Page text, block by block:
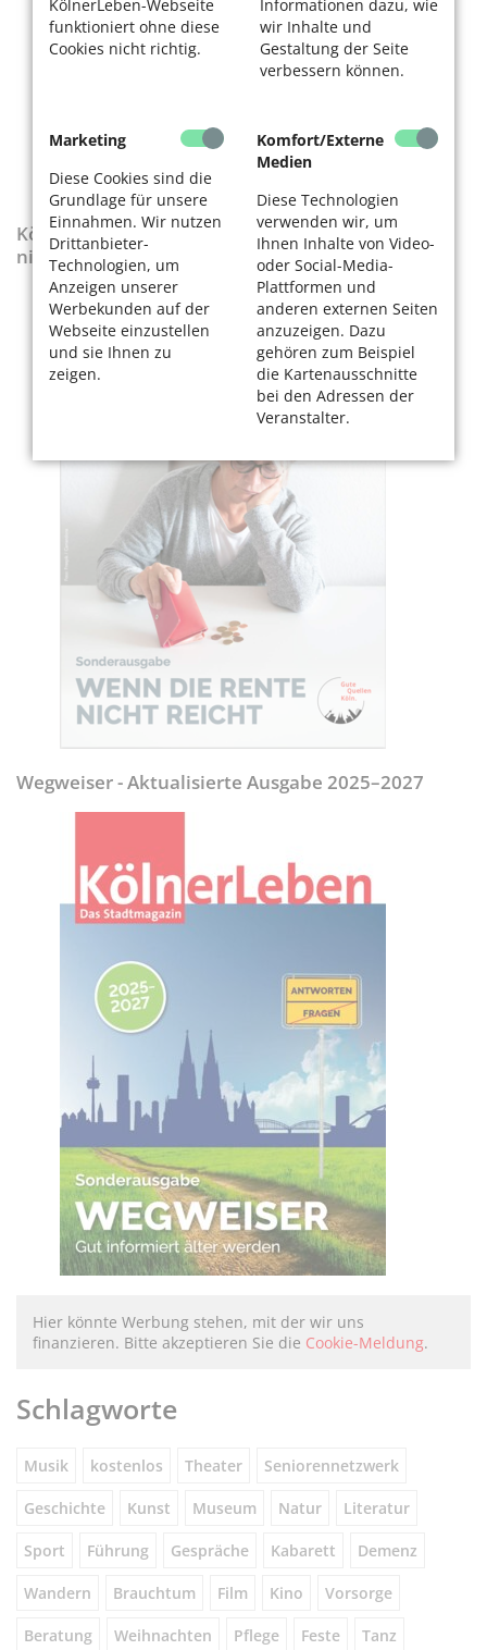
KölnerLeben-Webseite
funktioniert ohne diese
Cookies nicht richtig.
Informationen dazu, wie
wir Inhalte und
Gestaltung der Seite
verbessern können.
Marketing
Diese Cookies sind die
Grundlage für unsere
Einnahmen. Wir nutzen
Drittanbieter-
Technologien, um
Anzeigen unserer
Werbekunden auf der
Webseite einzustellen
und sie Ihnen zu
zeigen.
Komfort/Externe
Medien
Diese Technologien
verwenden wir, um
Ihnen Inhalte von Video-
oder Social-Media-
Plattformen und
anderen externen Seiten
anzuzeigen. Dazu
gehören zum Beispiel
die Kartenausschnitte
bei den Adressen der
Veranstalter.
KölnerLeben-Sonderausgabe „Wenn die Rente
nicht reicht“
Wegweiser - Aktualisierte Ausgabe 2025–2027
Hier könnte Werbung stehen, mit der wir uns
finanzieren. Bitte akzeptieren Sie die Cookie-Meldung.
Schlagworte
Musik kostenlos Theater Seniorennetzwerk
Geschichte Kunst Museum Natur Literatur
Sport Führung Gespräche Kabarett Demenz
Wandern Brauchtum Film Kino Vorsorge
Beratung Weihnachten Pflege Feste Tanz